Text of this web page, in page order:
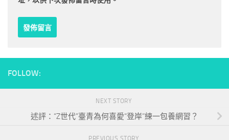
FOLLOW:
NEXT STORY
述評：“Z世代”臺青為何喜愛“登岸”練一包養網習？
PREVIOUS STORY